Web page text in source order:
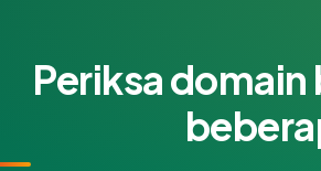
Periksa